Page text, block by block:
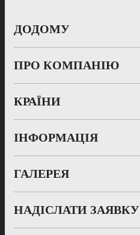
ДОДОМУ
ПРО КОМПАНІЮ
КРАЇНИ
ІНФОРМАЦІЯ
ГАЛЕРЕЯ
НАДІСЛАТИ ЗАЯВКУ